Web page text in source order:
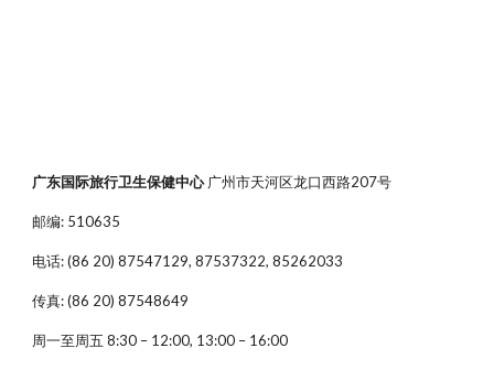
广东国际旅行卫生保健中心广州市天河区龙口西路207号
邮编: 510635
电话: (86 20) 87547129, 87537322, 85262033
传真: (86 20) 87548649
周一至周五 8:30 – 12:00, 13:00 – 16:00